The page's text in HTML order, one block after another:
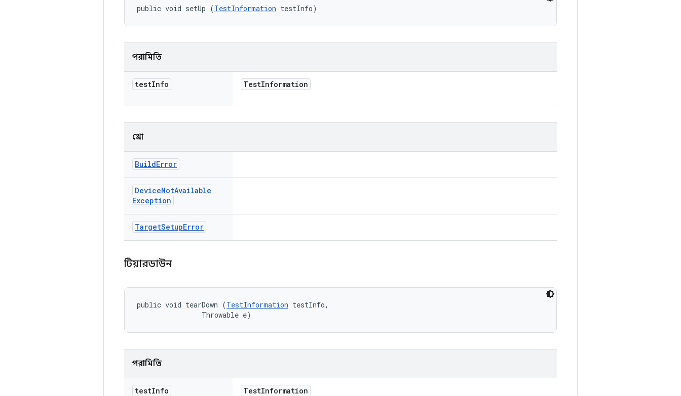
public void setUp (TestInformation testInfo)
পরামিতি
testInfo TestInformation
থ্রো
BuildError
DeviceNotAvailable
Exception
TargetSetupError
টিয়ারডাউন
public void tearDown (TestInformation testInfo,
                Throwable e)
পরামিতি
testInfo TestInformation